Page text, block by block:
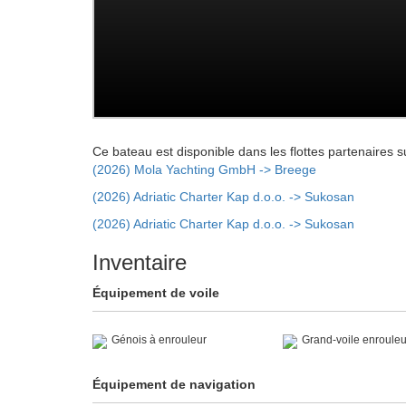
Ce bateau est disponible dans les flottes partenaires
(2026) Mola Yachting GmbH -> Breege
(2026) Adriatic Charter Kap d.o.o. -> Sukosan
(2026) Adriatic Charter Kap d.o.o. -> Sukosan
Inventaire
Équipement de voile
Génois à enrouleur Grand-voile
Équipement de navigation